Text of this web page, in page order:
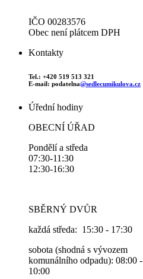
IČO 00283576
Obec není plátcem DPH
Kontakty
Tel.: +420 519 513 321
E-mail: podatelna@sedlecumikulova.cz
Úřední hodiny
OBECNÍ ÚŘAD
Pondělí a středa
07:30-11:30
12:30-16:30
SBĚRNÝ DVŮR
každá středa: 15:30 - 17:30
sobota (shodná s vývozem
komunálního odpadu): 08:00 -
10:00